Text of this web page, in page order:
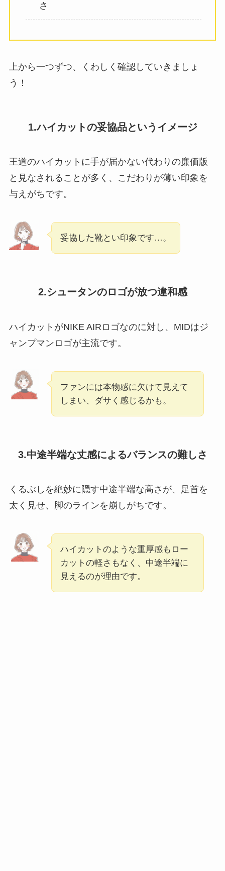
さ
上から一つずつ、くわしく確認していきましょ
う！
1.ハイカットの妥協品というイメージ
王道のハイカットに手が届かない代わりの廉価版
と見なされることが多く、こだわりが薄い印象を
与えがちです。
妥協した靴とい印象です…。
2.シュータンのロゴが放つ違和感
ハイカットがNIKE AIRロゴなのに対し、MIDはジ
ャンプマンロゴが主流です。
ファンには本物感に欠けて見えて
しまい、ダサく感じるかも。
3.中途半端な丈感によるバランスの難しさ
くるぶしを絶妙に隠す中途半端な高さが、足首を
太く見せ、脚のラインを崩しがちです。
ハイカットのような重厚感もロー
カットの軽さもなく、中途半端に
見えるのが理由です。